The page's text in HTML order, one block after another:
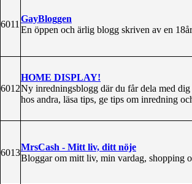
6011
GayBloggen
En öppen och ärlig blogg skriven av en
6012
HOME DISPLAY!
Ny inredningsblogg där du får dela med
hos andra, läsa tips, ge tips om inredning
6013
MrsCash - Mitt liv, ditt nöje
Bloggar om mitt liv, min vardag, shopping